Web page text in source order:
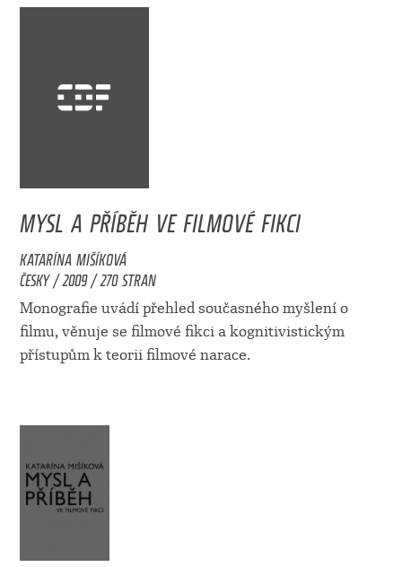
MYSL A PŘÍBĚH VE FILMOVÉ FIKCI
KATARÍNA MIŠÍKOVÁ
ČESKY / 2009 / 270 STRAN
Monografie uvádí přehled současného myšlení o
filmu, věnuje se filmové fikci a kognitivistickým
přístupům k teorii filmové narace.